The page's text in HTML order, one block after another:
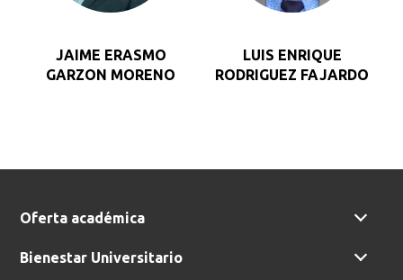
JAIME ERASMO
GARZON MORENO
LUIS ENRIQUE
RODRIGUEZ FAJARDO
Oferta académica
Bienestar Universitario